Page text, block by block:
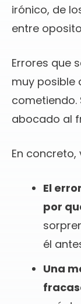
irónico, de
entre
Errores que
muy posible
cometiendo.
abocado al
En
El
por
él
Una